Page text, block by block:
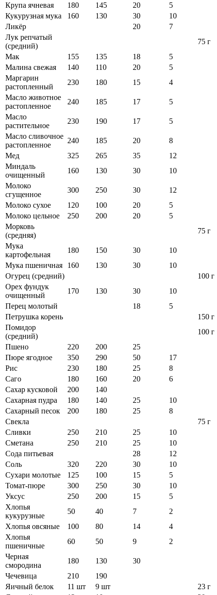
Крупа ячневая
180 145 20
5
Кукурузная мука
160 130 30
10
Ликёр
20
7
Лук репчатый
(средний)
75 г
Мак
155 135 18
5
Малина свежая
140 110 20
5
Маргарин
растопленный
230 180 15
4
Масло животное
растопленное
240 185 17
5
Масло
растительное
230 190 17
5
Масло сливочное
растопленное
240 185 20
8
Мед
325 265 35
12
Миндаль
очищенный
160 130 30
10
Молоко
сгущенное
300 250 30
12
Молоко сухое
120 100 20
5
Молоко цельное
250 200 20
5
Морковь
(средняя)
75 г
Мука
картофельная
180 150 30
10
Мука пшеничная
160 130 30
10
Огурец (средний)
100 г
Орех фундук
очищенный
170 130 30
10
Перец молотый
18
5
Петрушка корень
150 г
Помидор
(средний)
100 г
Пшено
220 200
25
Пюре ягодное
350 290 50
17
Рис
230 180 25
8
Саго
180 160 20
6
Сахар кусковой
200
140
Сахарная пудра
180 140 25
10
Сахарный песок
200 180 25
8
Свекла
75 г
Сливки
250 210 25
10
Сметана
250 210 25
10
Сода питьевая
28
12
Соль
320 220 30
10
Сухари молотые
125 100 15
5
Томат-пюре
300 250 30
10
Уксус
250 200 15
5
Хлопья
кукурузные
50 40 7
2
Хлопья овсяные
100 80 14
4
Хлопья
пшеничные
60 50 9
2
Черная
смородина
180 130
30
Чечевица
210
190
Яичный белок
11 шт 9 шт
23 г